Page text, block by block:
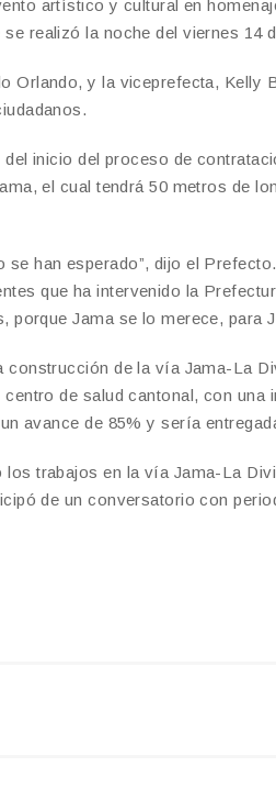
artístico y cultural en
realizó la noche del viernes 14
Orlando, y la viceprefecta, Kelly
inicio del proceso de
el cual tendrá 50 metros de
han esperado”, dijo el
que ha intervenido la
porque Jama se lo merece, para
de la vía Jama-La
de salud cantonal, con una
avance de 85% y sería
trabajos en la vía Jama-La
de un conversatorio con